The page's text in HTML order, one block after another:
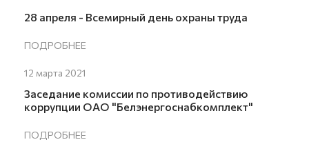
28 апреля - Всемирный день охраны труда
ПОДРОБНЕЕ
12 марта 2021
Заседание комиссии по противодействию
коррупции ОАО "Белэнергоснабкомплект"
ПОДРОБНЕЕ